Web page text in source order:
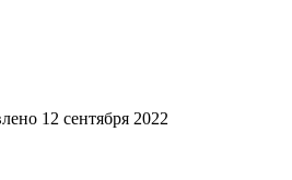
12 сентября 2022